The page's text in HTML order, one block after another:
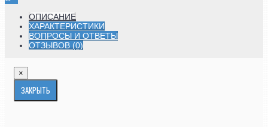
ОПИСАНИЕ
ХАРАКТЕРИСТИКИ
ВОПРОСЫ И ОТВЕТЫ
ОТЗЫВОВ (0)
×
ЗАКРЫТЬ